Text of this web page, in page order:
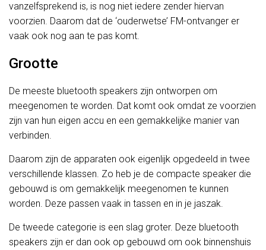
vanzelfsprekend is, is nog niet iedere zender hiervan
voorzien. Daarom dat de ‘ouderwetse’ FM-ontvanger er
vaak ook nog aan te pas komt.
Grootte
De meeste bluetooth speakers zijn ontworpen om
meegenomen te worden. Dat komt ook omdat ze voorzien
zijn van hun eigen accu en een gemakkelijke manier van
verbinden.
Daarom zijn de apparaten ook eigenlijk opgedeeld in twee
verschillende klassen. Zo heb je de compacte speaker die
gebouwd is om gemakkelijk meegenomen te kunnen
worden. Deze passen vaak in tassen en in je jaszak.
De tweede categorie is een slag groter. Deze bluetooth
speakers zijn er dan ook op gebouwd om ook binnenshuis